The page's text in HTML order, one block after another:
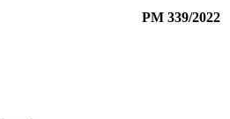
PM 339/2022